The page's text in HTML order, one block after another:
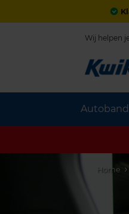
Wij helpen
Home